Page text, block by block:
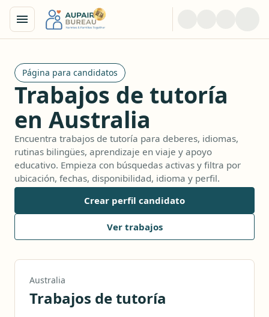
Página para candidatos
Trabajos de tutoría
en Australia
Encuentra trabajos de tutoría para deberes, idiomas,
rutinas bilingües, aprendizaje en viaje y apoyo
educativo. Empieza con búsquedas activas y filtra por
ubicación, fechas, disponibilidad, idioma y perfil.
Crear perfil candidato
Ver trabajos
Australia
Trabajos de tutoría